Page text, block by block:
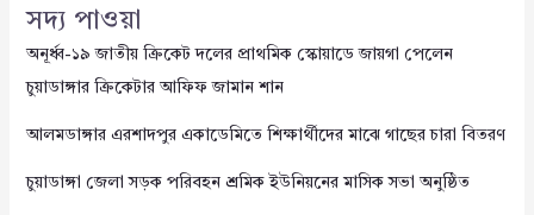
সদ্য পাওয়া
অনূর্ধ্ব-১৯ জাতীয় ক্রিকেট দলের প্রাথমিক স্কোয়াডে জায়গা পেলেন
চুয়াডাঙ্গার ক্রিকেটার আফিফ জামান শান
আলমডাঙ্গার এরশাদপুর একাডেমিতে শিক্ষার্থীদের মাঝে গাছের চারা বিতরণ
চুয়াডাঙ্গা জেলা সড়ক পরিবহন শ্রমিক ইউনিয়নের মাসিক সভা অনুষ্ঠিত